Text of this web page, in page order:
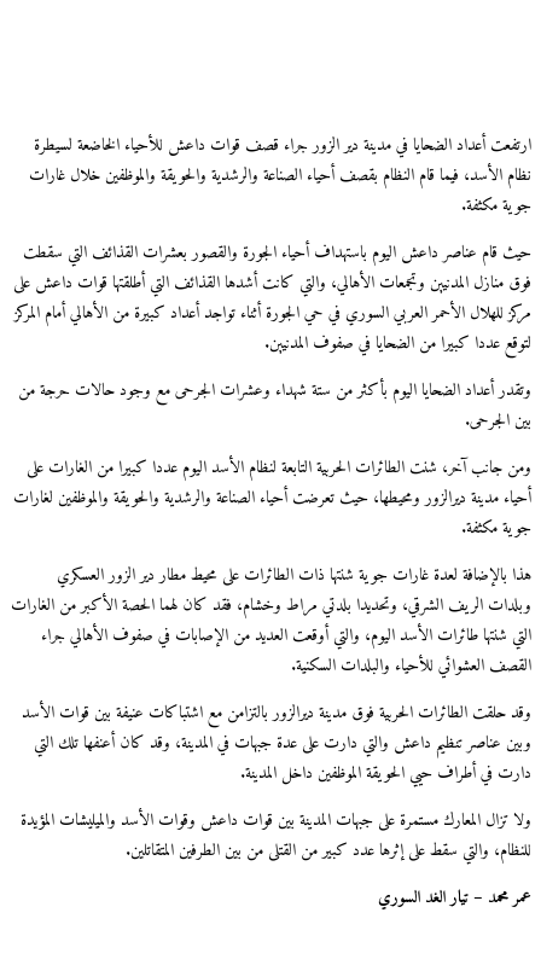
ارتفعت أعداد الضحايا في مدينة دير الزور جراء قصف قوات داعش للأحياء الخاضعة لسيطرة
نظام الأسد، فيما قام النظام بقصف أحياء الصناعة والرشدية والحويقة والموظفين خلال غارات
جوية مكثفة.
حيث قام عناصر داعش اليوم باستهداف أحياء الجورة والقصور بعشرات القذائف التي سقطت
فوق منازل المدنيين وتجمعات الأهالي، والتي كانت أشدها القذائف التي أطلقتها قوات داعش على
مركز للهلال الأحمر العربي السوري في حي الجورة أثناء تواجد أعداد كبيرة من الأهالي أمام المركز
لتوقع عددا كبيرا من الضحايا في صفوف المدنيين.
وتقدر أعداد الضحايا اليوم بأكثر من ستة شهداء وعشرات الجرحى مع وجود حالات حرجة من
بين الجرحى.
ومن جانب آخر، شنت الطائرات الحربية التابعة لنظام الأسد اليوم عددا كبيرا من الغارات على
أحياء مدينة ديرالزور ومحيطها، حيث تعرضت أحياء الصناعة والرشدية والحويقة والموظفين لغارات
جوية مكثفة.
هذا بالإضافة لعدة غارات جوية شنتها ذات الطائرات على محيط مطار دير الزور العسكري
وبلدات الريف الشرقي، وتحديدا بلدتي مراط وخشام، فقد كان لهما الحصة الأكبر من الغارات
التي شنتها طائرات الأسد اليوم، والتي أوقعت العديد من الإصابات في صفوف الأهالي جراء
القصف العشوائي للأحياء والبلدات السكنية.
وقد حلقت الطائرات الحربية فوق مدينة ديرالزور بالتزامن مع اشتباكات عنيفة بين قوات الأسد
وبين عناصر تنظيم داعش والتي دارت على عدة جبهات في المدينة، وقد كان أعنفها تلك التي
دارت في أطراف حيي الحويقة الموظفين داخل المدينة.
ولا تزال المعارك مستمرة على جبهات المدينة بين قوات داعش وقوات الأسد والميليشات المؤيدة
للنظام، والتي سقط على إثرها عدد كبير من القتلى من بين الطرفين المتقاتلين.
عمر محمد – تيار الغد السوري